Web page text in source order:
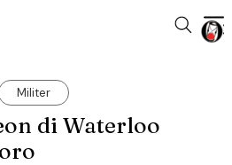
Militer
di Waterloo